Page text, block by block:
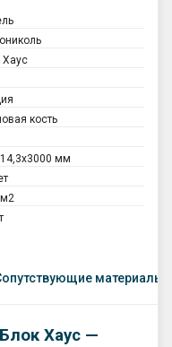
Xаус
кость
мм
материалы
Хаус —